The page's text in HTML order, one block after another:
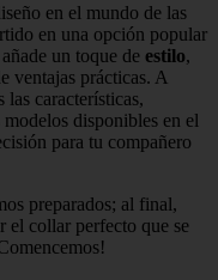
en el mundo de las
en una opción popular
un toque de estilo,
ventajas prácticas. A
las características,
disponibles en el
para tu compañero
preparados; al final,
el collar perfecto que se